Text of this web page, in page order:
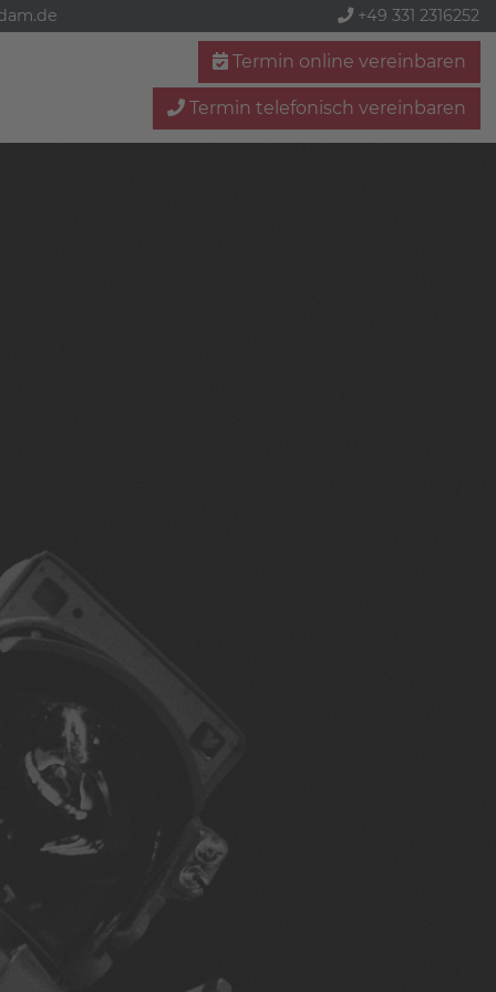
+49 331 2316252
Termin online vereinbaren
Termin telefonisch vereinbaren